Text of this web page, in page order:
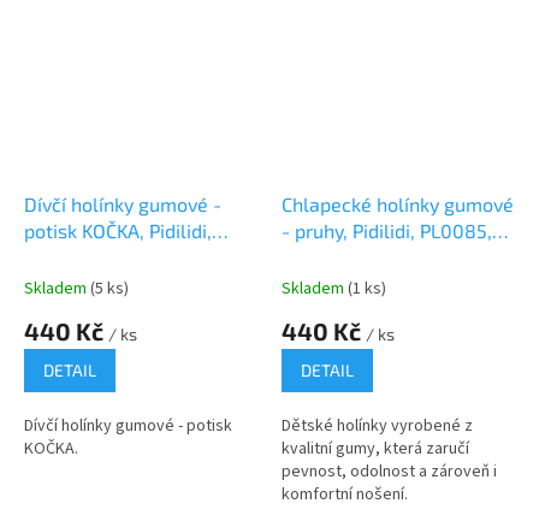
Dívčí holínky gumové -
potisk KOČKA, Pidilidi,
Skladem (5 ks)
440 Kč / ks
DETAIL
Dívčí holínky gumové - potisk
KOČKA.
Chlapecké holínky gumové
- pruhy, Pidilidi, PL0085,
Skladem (1 ks)
440 Kč / ks
DETAIL
Dětské holínky vyrobené z
kvalitní gumy, která zaručí
pevnost, odolnost a zároveň i
komfortní nošení.